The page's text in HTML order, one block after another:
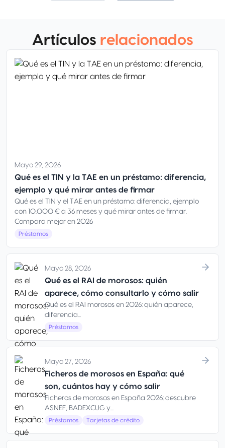
Artículos relacionados
Mayo 29, 2026
Qué es el TIN y la TAE en un préstamo: diferencia,
ejemplo y qué mirar antes de firmar
Qué es el TIN y el TAE en un préstamo: diferencia, ejemplo
con 10.000 € a 36 meses y qué mirar antes de firmar.
Compara mejor en 2026
Préstamos
Mayo 28, 2026
Qué es el RAI de morosos: quién
aparece, cómo consultarlo y cómo salir
Qué es el RAI morosos en 2026: quién aparece,
diferencia...
Préstamos
Mayo 27, 2026
Ficheros de morosos en España: qué
son, cuántos hay y cómo salir
Ficheros de morosos en España 2026: descubre
ASNEF, BADEXCUG y...
Préstamos Tarjetas de crédito